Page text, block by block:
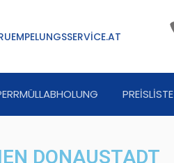
PREISLISTE
DONAUSTADT